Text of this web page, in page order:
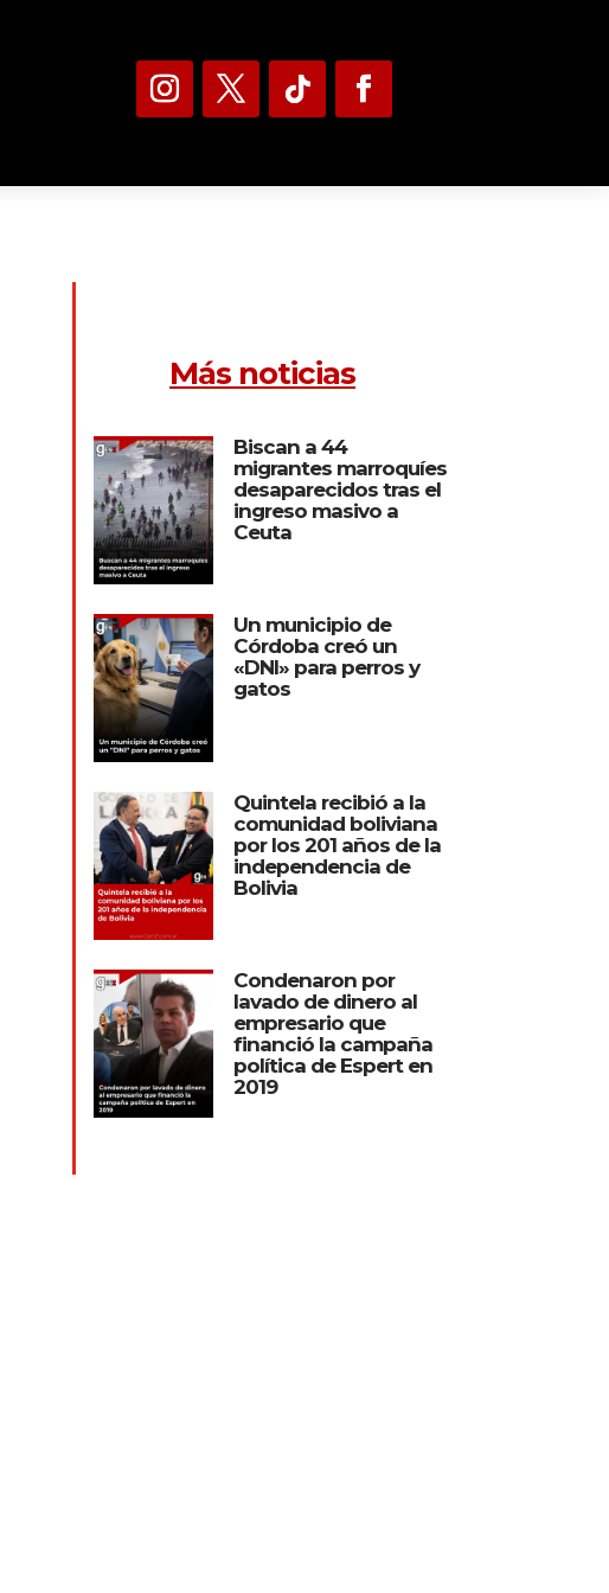
Más noticias
Biscan a 44
migrantes marroquíes
desaparecidos tras el
ingreso masivo a
Ceuta
Un municipio de
Córdoba creó un
«DNI» para perros y
gatos
Quintela recibió a la
comunidad boliviana
por los 201 años de la
independencia de
Bolivia
Condenaron por
lavado de dinero al
empresario que
financió la campaña
política de Espert en
2019